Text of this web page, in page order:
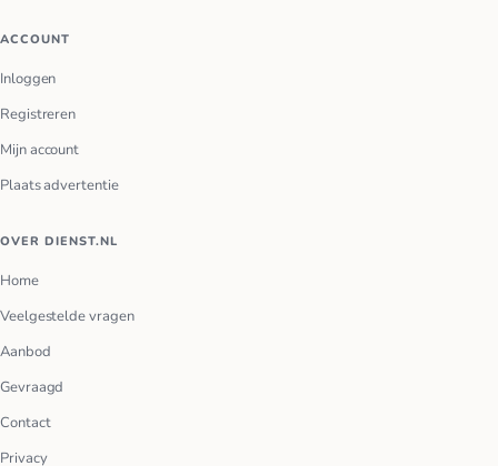
ACCOUNT
Inloggen
Registreren
Mijn account
Plaats advertentie
OVER DIENST.NL
Home
Veelgestelde vragen
Aanbod
Gevraagd
Contact
Privacy